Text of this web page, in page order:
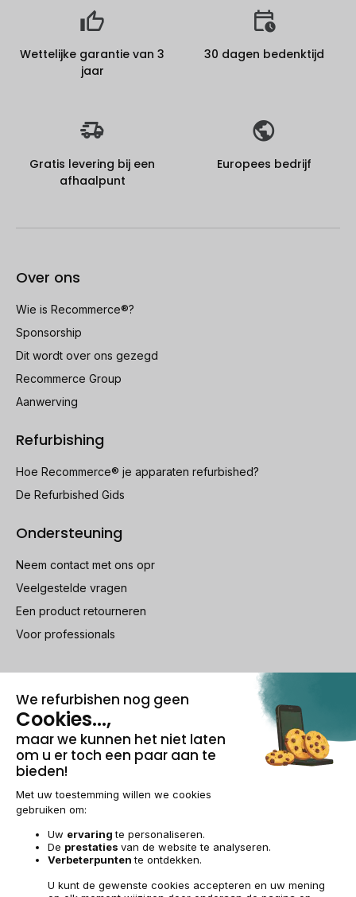
Wettelijke garantie van 3
jaar
30 dagen bedenktijd
Gratis levering bij een
afhaalpunt
Europees bedrijf
Over ons
Wie is Recommerce®?
Sponsorship
Dit wordt over ons gezegd
Recommerce Group
Aanwerving
Refurbishing
Hoe Recommerce® je apparaten refurbished?
De Refurbished Gids
Ondersteuning
Neem contact met ons opr
Veelgestelde vragen
Een product retourneren
Voor professionals
100% beveiligde betaling
Wettelijke vermeldingen & AGBeheer van cookies
Algemene verkoopvoorwaarden
Toegankelijkheid